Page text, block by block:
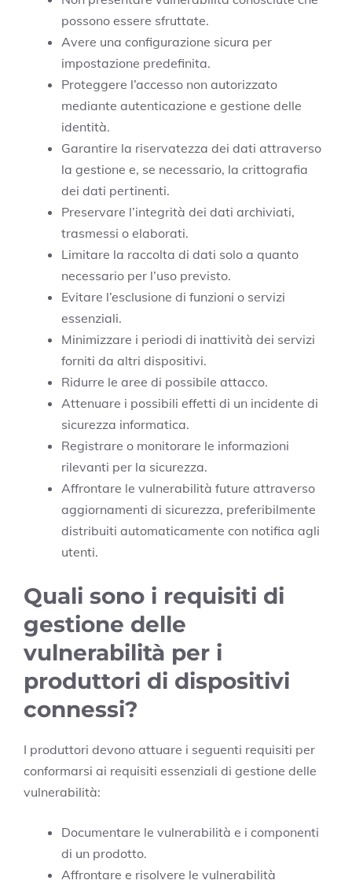
possono essere sfruttate.
Avere una configurazione sicura per
impostazione predefinita.
Proteggere l’accesso non autorizzato
mediante autenticazione e gestione delle
identità.
Garantire la riservatezza dei dati attraverso
la gestione e, se necessario, la crittografia
dei dati pertinenti.
Preservare l’integrità dei dati archiviati,
trasmessi o elaborati.
Limitare la raccolta di dati solo a quanto
necessario per l’uso previsto.
Evitare l’esclusione di funzioni o servizi
essenziali.
Minimizzare i periodi di inattività dei servizi
forniti da altri dispositivi.
Ridurre le aree di possibile attacco.
Attenuare i possibili effetti di un incidente di
sicurezza informatica.
Registrare o monitorare le informazioni
rilevanti per la sicurezza.
Affrontare le vulnerabilità future attraverso
aggiornamenti di sicurezza, preferibilmente
distribuiti automaticamente con notifica agli
utenti.
Quali sono i requisiti di
gestione delle
vulnerabilità per i
produttori di dispositivi
connessi?
I produttori devono attuare i seguenti requisiti per
conformarsi ai requisiti essenziali di gestione delle
vulnerabilità:
Documentare le vulnerabilità e i componenti
di un prodotto.
Affrontare e risolvere le vulnerabilità